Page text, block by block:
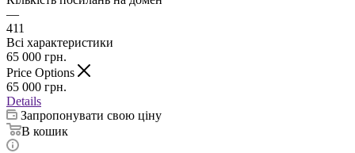
—
411
Всі характеристики
65 000 грн.
Price Options
65 000 грн.
Details
Запропонувати свою ціну
В кошик